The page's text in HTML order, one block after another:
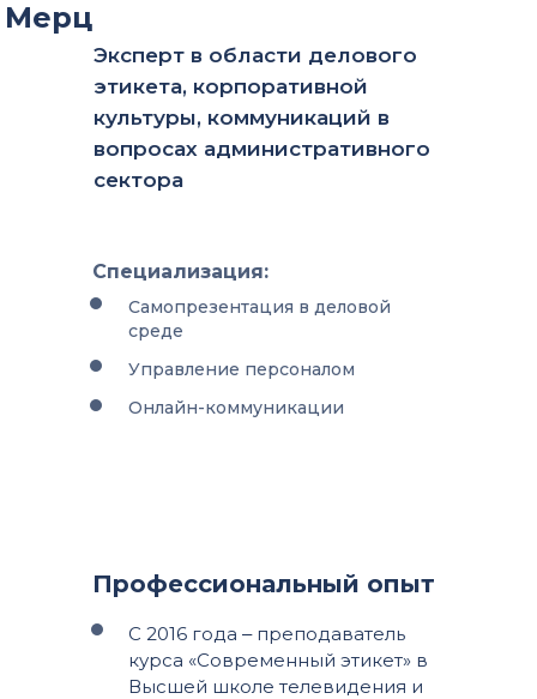
Мерц
Эксперт в области делового
этикета, корпоративной
культуры, коммуникаций в
вопросах административного
сектора
Специализация:
Самопрезентация в деловой
среде
Управление персоналом
Онлайн-коммуникации
Профессиональный опыт
С 2016 года ‒ преподаватель
курса «Современный этикет» в
Высшей школе телевидения и